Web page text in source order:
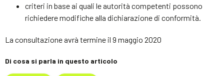
criteri in base ai quali le autorità competenti possono
richiedere modifiche alla dichiarazione di conformità.
La consultazione avrà termine il 9 maggio 2020
Di cosa si parla in questo articolo